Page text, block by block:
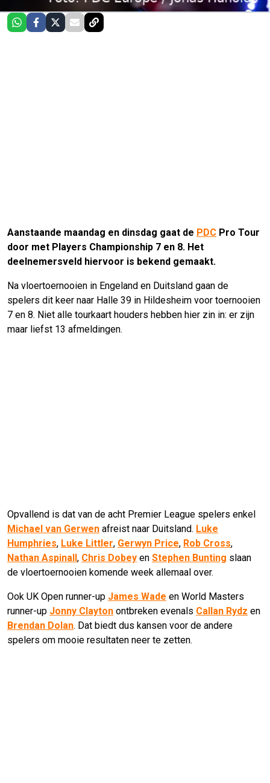
Aanstaande maandag en dinsdag gaat de PDC Pro Tour
door met Players Championship 7 en 8. Het
deelnemersveld hiervoor is bekend gemaakt.
Na vloertoernooien in Engeland en Duitsland gaan de
spelers dit keer naar Halle 39 in Hildesheim voor toernooien
7 en 8. Niet alle tourkaart houders hebben hier zin in: er zijn
maar liefst 13 afmeldingen.
Opvallend is dat van de acht Premier League spelers enkel
Michael van Gerwen afreist naar Duitsland. Luke
Humphries, Luke Littler, Gerwyn Price, Rob Cross,
Nathan Aspinall, Chris Dobey en Stephen Bunting slaan
de vloertoernooien komende week allemaal over.
Ook UK Open runner-up James Wade en World Masters
runner-up Jonny Clayton ontbreken evenals Callan Rydz en
Brendan Dolan. Dat biedt dus kansen voor de andere
spelers om mooie resultaten neer te zetten.